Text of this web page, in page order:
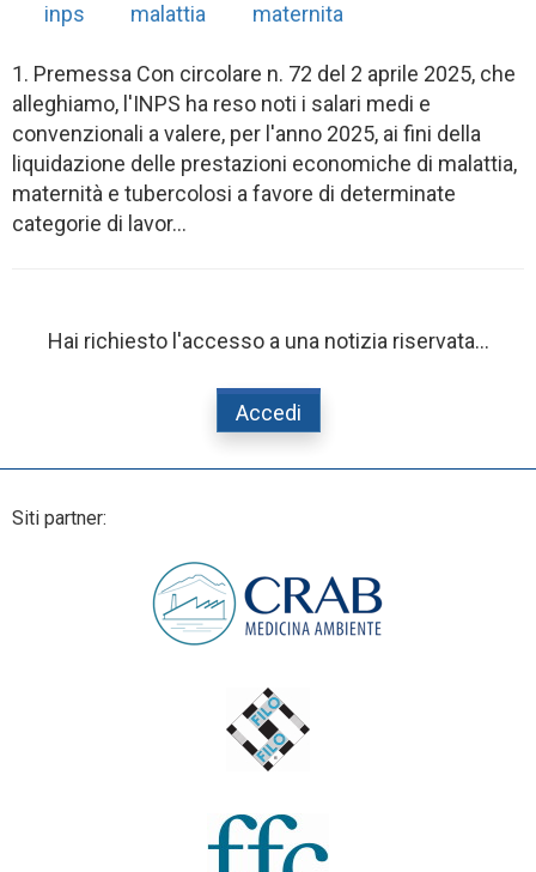
inps malattia maternita
1. Premessa Con circolare n. 72 del 2 aprile 2025, che
alleghiamo, l'INPS ha reso noti i salari medi e
convenzionali a valere, per l'anno 2025, ai fini della
liquidazione delle prestazioni economiche di malattia,
maternità e tubercolosi a favore di determinate
categorie di lavor...
Hai richiesto l'accesso a una notizia riservata...
Accedi
Siti partner: